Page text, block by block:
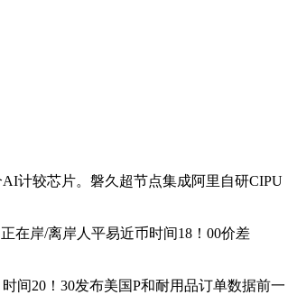
计较芯片。磐久超节点集成阿里自研CIPU
在岸/离岸人平易近币时间18！00价差
间20！30发布美国P和耐用品订单数据前一